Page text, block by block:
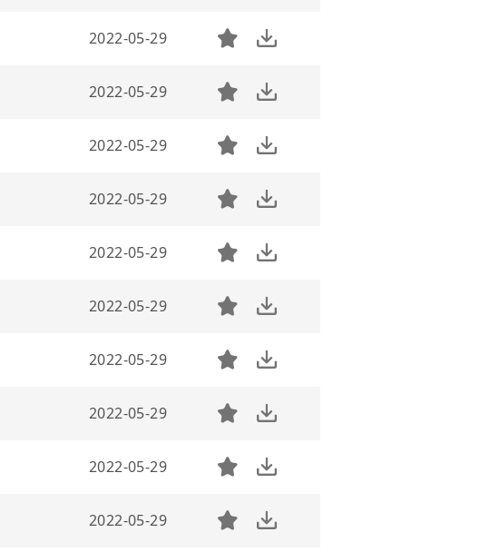
2022-05-29
2022-05-29
2022-05-29
2022-05-29
2022-05-29
2022-05-29
2022-05-29
2022-05-29
2022-05-29
2022-05-29